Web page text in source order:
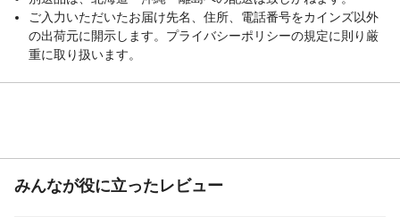
ご入力いただいたお届け先名、住所、電話番号をカインズ以外
の出荷元に開示します。プライバシーポリシーの規定に則り厳
重に取り扱います。
みんなが役に立ったレビュー